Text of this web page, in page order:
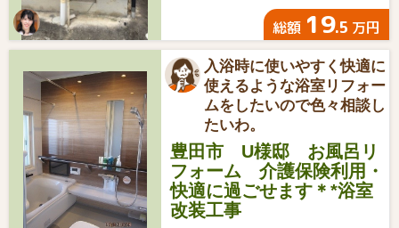
総額 19.5 万円
入浴時に使いやすく快適に
使えるような浴室リフォー
ムをしたいので色々相談し
たいわ。
豊田市 U様邸 お風呂リ
フォーム 介護保険利用・
快適に過ごせます＊*浴室
改装工事